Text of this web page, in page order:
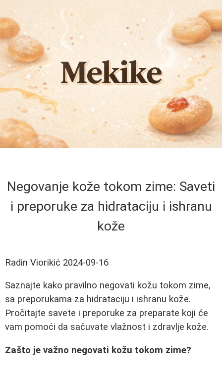
Negovanje kože tokom zime: Saveti
i preporuke za hidrataciju i ishranu
kože
Radin Viorikić 2024-09-16
Saznajte kako pravilno negovati kožu tokom zime,
sa preporukama za hidrataciju i ishranu kože.
Pročitajte savete i preporuke za preparate koji će
vam pomoći da sačuvate vlažnost i zdravlje kože.
Zašto je važno negovati kožu tokom zime?